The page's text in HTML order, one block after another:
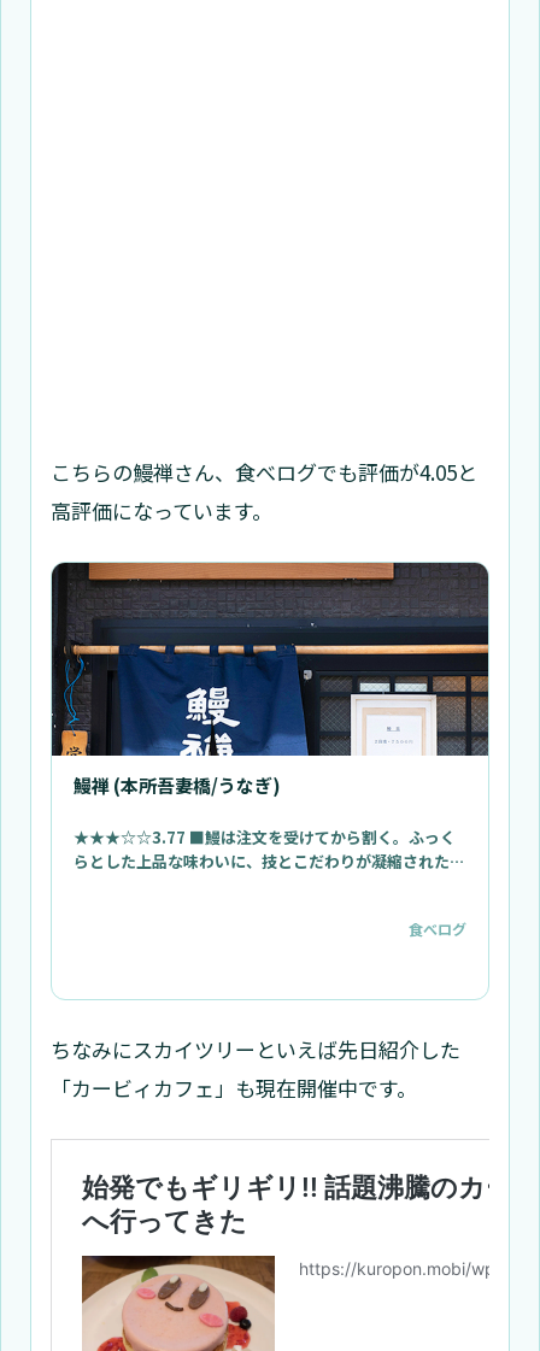
こちらの鰻禅さん、食べログでも評価が4.05と
高評価になっています。
鰻禅 (本所吾妻橋/うなぎ)
★★★☆☆3.77 ■鰻は注文を受けてから割く。ふっく
らとした上品な味わいに、技とこだわりが凝縮された下
食べログ
ちなみにスカイツリーといえば先日紹介した
「カービィカフェ」も現在開催中です。